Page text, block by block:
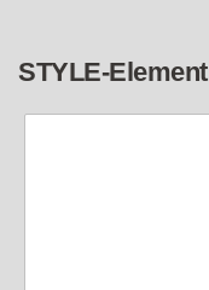
STYLE-Element